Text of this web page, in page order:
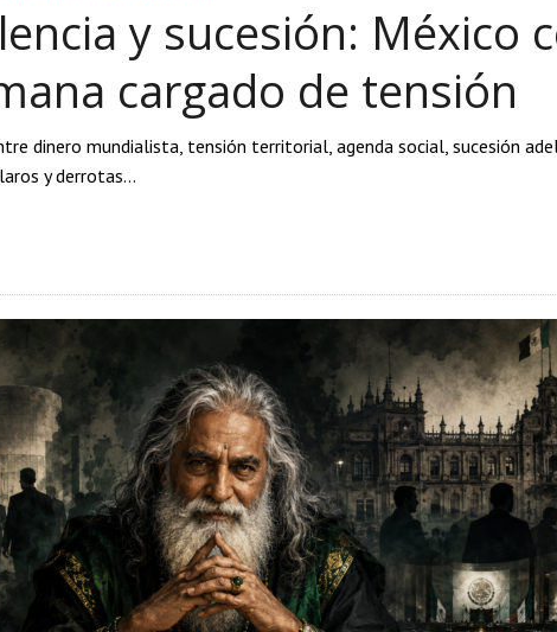
y sucesión: México
cargado de tensión
dinero mundialista, tensión territorial, agenda social, sucesión
y derrotas…